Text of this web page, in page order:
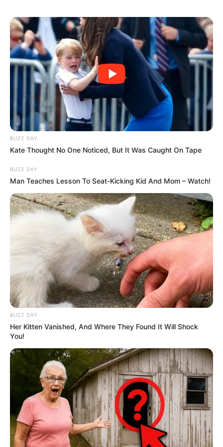
10 Animasi Buatan
Indonesia yang Go
International
7 Pelukis Indonesia
Terkenal, Karyanya Sudah
Melegenda
13 Hantu Seram di
Indonesia, Salah Satunya
Ditakuti di Maluku dan
Papua
TULIS KOMENTAR
Alamat email Anda tidak akan dipublikasikan. Ruas yang wajib ditandai*
BUZZ DAY
Kate Thought No One Noticed, But It Was Caught On Tape
BUZZ DAY
Man Teaches Lesson To Seat-Kicking Kid And Mom – Watch!
BUZZ DAY
Her Kitten Vanished, And Where They Found It Will Shock
You!